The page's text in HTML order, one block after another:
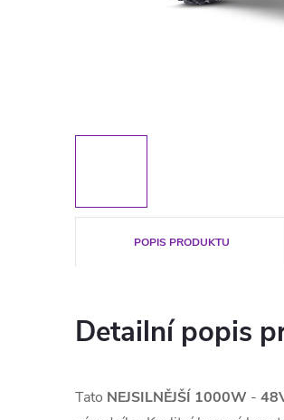
POPIS PRODUKTU
Detailní popis
Tato NEJSILNĚJŠÍ 1000W -